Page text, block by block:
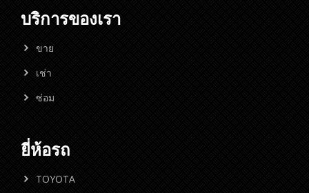
บริการของเรา
ขาย
เช่า
ซ่อม
ยี่ห้อรถ
TOYOTA